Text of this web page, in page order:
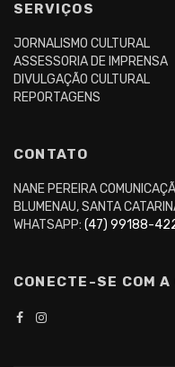
SERVIÇOS
JORNALISMO CULTURAL
ASSESSORIA DE IMPRENSA
DIVULGAÇÃO CULTURAL
REPORTAGENS
CONTATO
NANE PEREIRA
BLUMENAU, SANTA
WHATSAPP: (47) 99188-
CONECTE-SE COM A